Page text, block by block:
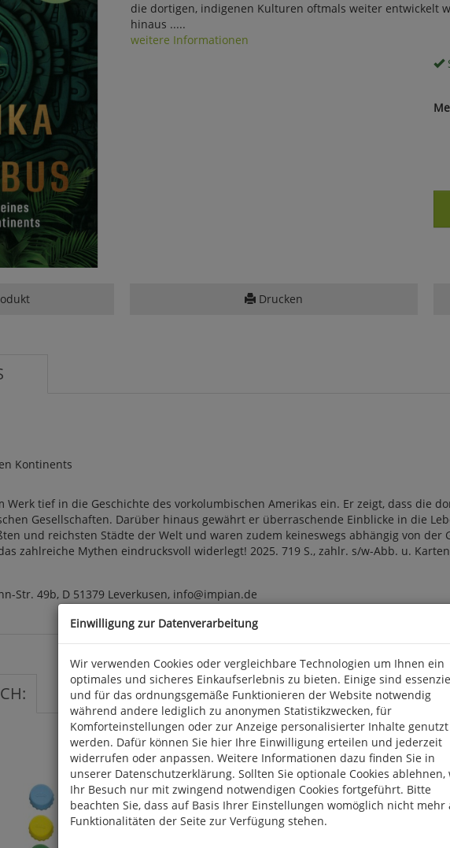
die dortigen, indigenen Kulturen oftmals weiter entwickelt
hinaus .....
weitere Informationen
Drucken
Kontinents
Werk tief in die Geschichte des vorkolumbischen Amerikas ein. Er zeigt, dass die
Gesellschaften. Darüber hinaus gewährt er überraschende Einblicke in die
und reichsten Städte der Welt und waren zudem keineswegs abhängig von der
zahlreiche Mythen eindrucksvoll widerlegt! 2025. 719 S., zahlr. s/w-Abb. u.
Str. 49b, D 51379 Leverkusen, info@impian.de
Einwilligung zur Datenverarbeitung
Wir verwenden Cookies oder vergleichbare Technologien um Ihnen ein
optimales und sicheres Einkaufserlebnis zu bieten. Einige sind
und für das ordnungsgemäße Funktionieren der Website notwendig
während andere lediglich zu anonymen Statistikzwecken, für
Komforteinstellungen oder zur Anzeige personalisierter Inhalte genutzt
werden. Dafür können Sie hier Ihre Einwilligung erteilen und jederzeit
widerrufen oder anpassen. Weitere Informationen dazu finden Sie in
unserer Datenschutzerklärung. Sollten Sie optionale Cookies ablehnen,
Ihr Besuch nur mit zwingend notwendigen Cookies fortgeführt. Bitte
beachten Sie, dass auf Basis Ihrer Einstellungen womöglich nicht mehr
Funktionalitäten der Seite zur Verfügung stehen.